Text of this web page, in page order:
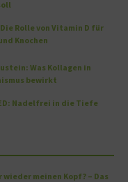
Rolle von Vitamin D für
Knochen
Was Kollagen in
bewirkt
Nadelfrei in die Tiefe
wieder meinen Kopf? – Das